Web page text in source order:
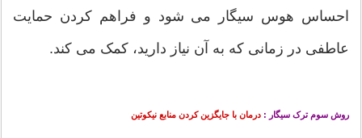
احساس هوس سیگار می ‏‏شود و فراهم کردن حمایت
عاطفی در زمانی که به آن نیاز دارید، کمک می‏‏ کند.
روش سوم ترک سیگار : درمان با جایگزین کردن منابع نیکوتین